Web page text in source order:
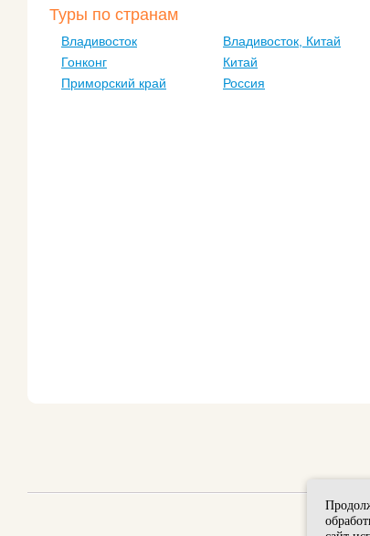
Туры по странам
Владивосток
Владивосток, Китай
Гонконг
Китай
Приморский край
Россия